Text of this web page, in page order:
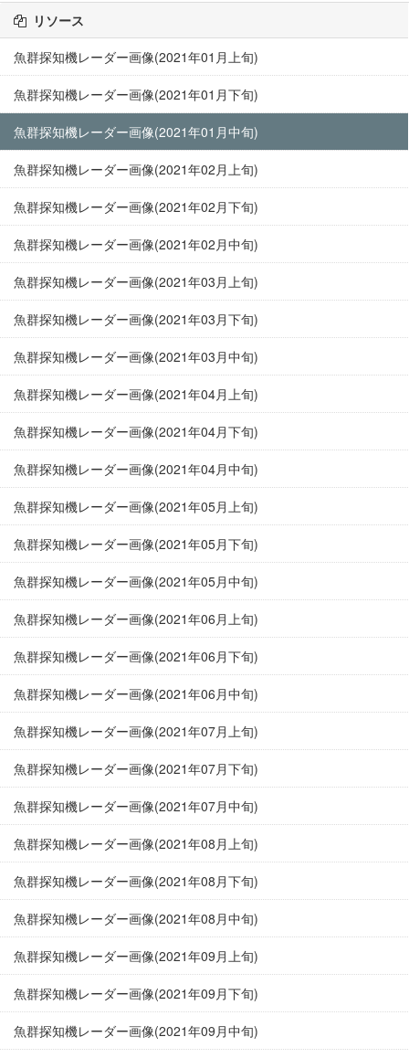
リソース
魚群探知機レーダー画像(2021年01月上旬)
魚群探知機レーダー画像(2021年01月下旬)
魚群探知機レーダー画像(2021年01月中旬)
魚群探知機レーダー画像(2021年02月上旬)
魚群探知機レーダー画像(2021年02月下旬)
魚群探知機レーダー画像(2021年02月中旬)
魚群探知機レーダー画像(2021年03月上旬)
魚群探知機レーダー画像(2021年03月下旬)
魚群探知機レーダー画像(2021年03月中旬)
魚群探知機レーダー画像(2021年04月上旬)
魚群探知機レーダー画像(2021年04月下旬)
魚群探知機レーダー画像(2021年04月中旬)
魚群探知機レーダー画像(2021年05月上旬)
魚群探知機レーダー画像(2021年05月下旬)
魚群探知機レーダー画像(2021年05月中旬)
魚群探知機レーダー画像(2021年06月上旬)
魚群探知機レーダー画像(2021年06月下旬)
魚群探知機レーダー画像(2021年06月中旬)
魚群探知機レーダー画像(2021年07月上旬)
魚群探知機レーダー画像(2021年07月下旬)
魚群探知機レーダー画像(2021年07月中旬)
魚群探知機レーダー画像(2021年08月上旬)
魚群探知機レーダー画像(2021年08月下旬)
魚群探知機レーダー画像(2021年08月中旬)
魚群探知機レーダー画像(2021年09月上旬)
魚群探知機レーダー画像(2021年09月下旬)
魚群探知機レーダー画像(2021年09月中旬)